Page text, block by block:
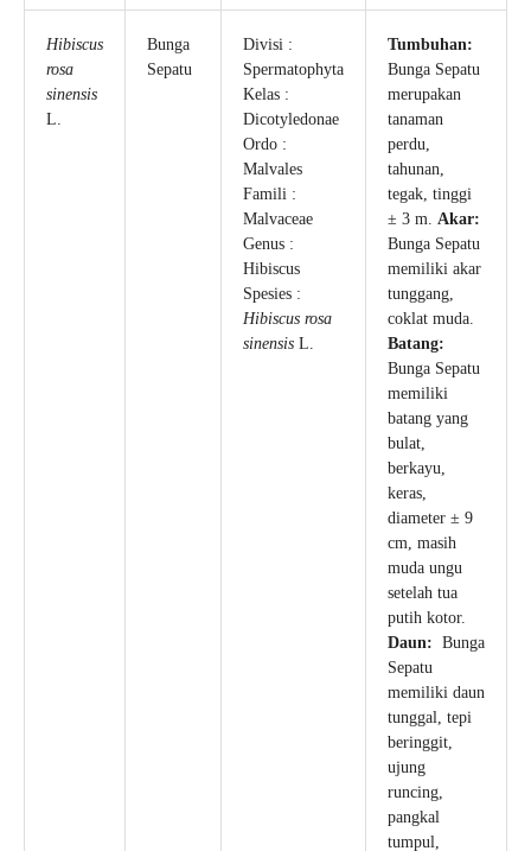
Hibiscus
rosa
sinensis
L.
Bunga
Sepatu
Divisi :
Spermatophyta
Kelas :
Dicotyledonae
Ordo :
Malvales
Famili :
Malvaceae
Genus :
Hibiscus
Spesies :
Hibiscus rosa
sinensis L.
Tumbuhan:
Bunga Sepatu
merupakan
tanaman
perdu,
tahunan,
tegak, tinggi
± 3 m. Akar:
Bunga Sepatu
memiliki akar
tunggang,
coklat muda.
Batang:
Bunga Sepatu
memiliki
batang yang
bulat,
berkayu,
keras,
diameter ± 9
cm, masih
muda ungu
setelah tua
putih kotor.
Daun: Bunga
Sepatu
memiliki daun
tunggal, tepi
beringgit,
ujung
runcing,
pangkal
tumpul,